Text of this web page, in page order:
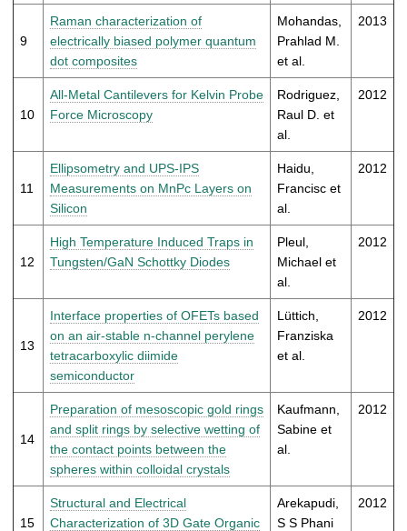
9
Raman characterization of
electrically biased polymer quantum
dot composites
Mohandas,
Prahlad M.
et al.
2013
10
All-Metal Cantilevers for Kelvin Probe
Force Microscopy
Rodriguez,
Raul D. et
al.
2012
11
Ellipsometry and UPS-IPS
Measurements on MnPc Layers on
Silicon
Haidu,
Francisc et
al.
2012
12
High Temperature Induced Traps in
Tungsten/GaN Schottky Diodes
Pleul,
Michael et
al.
2012
13
Interface properties of OFETs based
on an air-stable n-channel perylene
tetracarboxylic diimide
semiconductor
Lüttich,
Franziska
et al.
2012
14
Preparation of mesoscopic gold rings
and split rings by selective wetting of
the contact points between the
spheres within colloidal crystals
Kaufmann,
Sabine et
al.
2012
15
Structural and Electrical
Characterization of 3D Gate Organic
Arekapudi,
S S Phani
2012